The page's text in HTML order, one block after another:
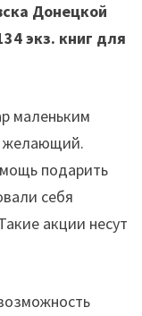
Донецкой
экз. книг для
маленьким
желающий.
подарить
себя
акции несут